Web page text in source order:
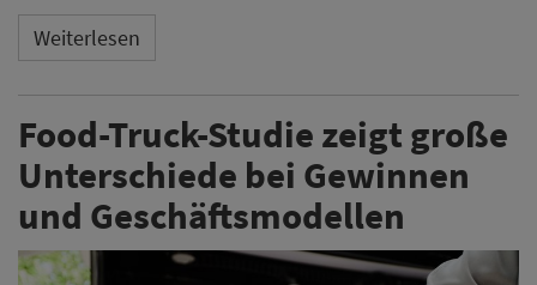
Weiterlesen
Food-Truck-Studie zeigt große
Unterschiede bei Gewinnen
und Geschäftsmodellen